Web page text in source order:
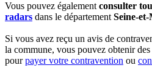
Vous pouvez égalementconsulter
radars dans le départementSeine-
Si vous avez reçu un avis de
la commune, vous pouvez obtenir
pourpayer votre contravention ou